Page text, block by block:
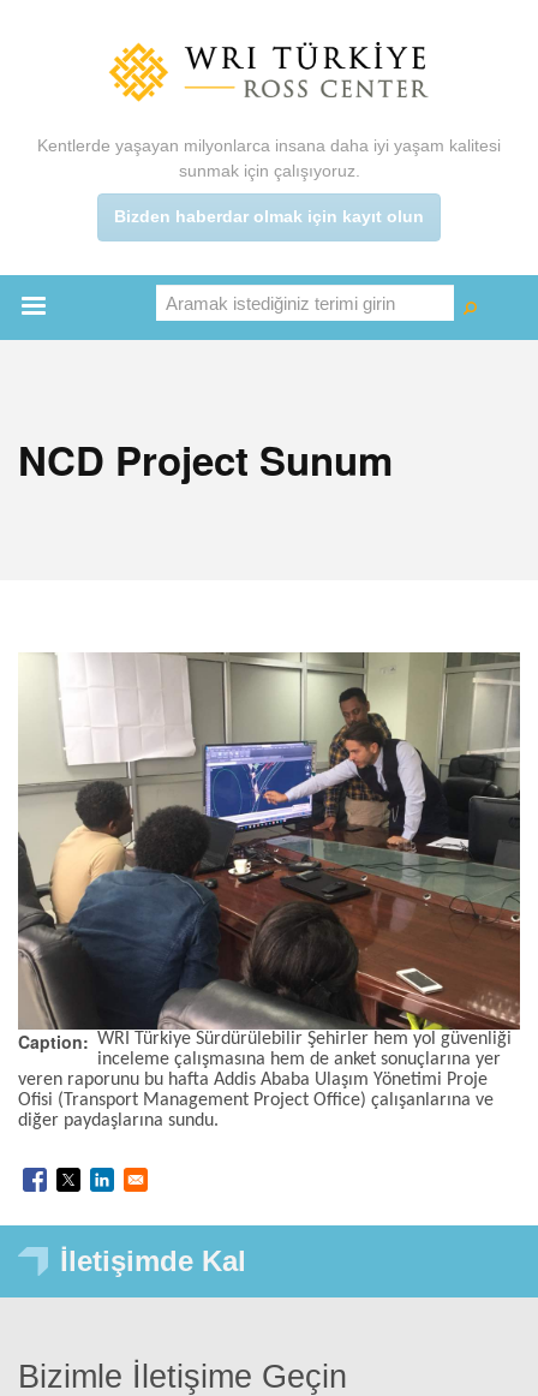
Kentlerde yaşayan milyonlarca insana daha iyi yaşam kalitesi
sunmak için çalışıyoruz.
Bizden haberdar olmak için kayıt olun
Ara
Ara
NCD Project Sunum
Caption
WRI Türkiye Sürdürülebilir Şehirler hem yol güvenliği
inceleme çalışmasına hem de anket sonuçlarına yer
veren raporunu bu hafta Addis Ababa Ulaşım Yönetimi Proje
Ofisi (Transport Management Project Office) çalışanlarına ve
diğer paydaşlarına sundu.
İletişimde Kal
Bizimle İletişime Geçin